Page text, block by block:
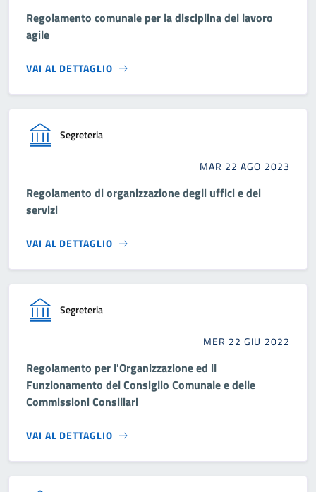
Regolamento comunale per la disciplina del lavoro
agile
VAI AL DETTAGLIO
Segreteria
MAR 22 AGO 2023
Regolamento di organizzazione degli uffici e dei
servizi
VAI AL DETTAGLIO
Segreteria
MER 22 GIU 2022
Regolamento per l'Organizzazione ed il
Funzionamento del Consiglio Comunale e delle
Commissioni Consiliari
VAI AL DETTAGLIO